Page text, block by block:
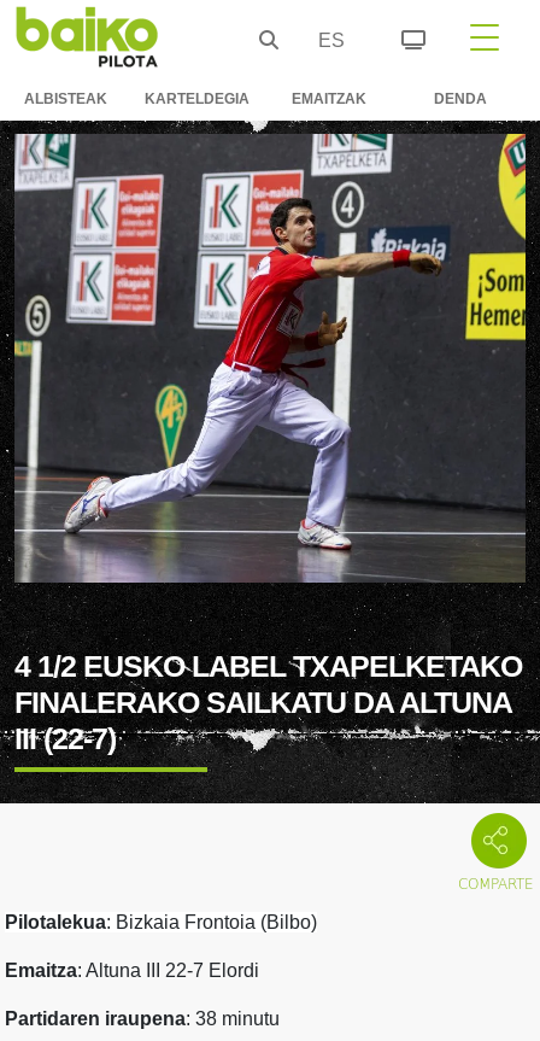
ES
ALBISTEAK KARTELDEGIA EMAITZAK DENDA
4 1/2 EUSKO LABEL TXAPELKETAKO
FINALERAKO SAILKATU DA ALTUNA
III (22-7)
Pilotalekua: Bizkaia Frontoia (Bilbo)
Emaitza: Altuna III 22-7 Elordi
Partidaren iraupena: 38 minutu